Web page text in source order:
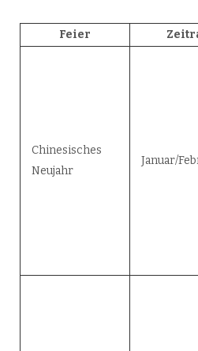
Feier
Chinesisches
Neujahr
Januar/